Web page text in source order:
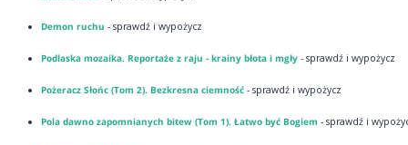
Demon ruchu - sprawdź i wypożycz
Podlaska mozaika. Reportaże z raju - krainy błota i mgły- sprawdź i wypożycz
Pożeracz Słońc (Tom 2). Bezkresna ciemność - sprawdź i wypożycz
Pola dawno zapomnianych bitew (Tom 1). Łatwo być Bogiem - sprawdź i